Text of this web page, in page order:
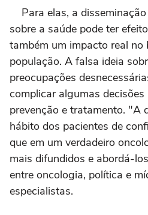
Para elas, a
sobre a saúde pode ter
também um impacto real no
população. A falsa ideia
preocupações
complicar algumas
prevenção e tratamento. "A
hábito dos pacientes de
que em um verdadeiro
mais difundidos e abordá-
entre oncologia, política e
especialistas.